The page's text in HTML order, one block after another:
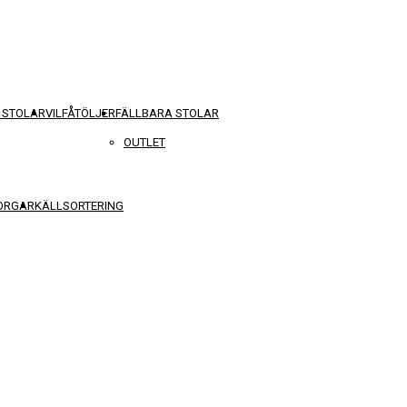
VILFÅTÖLJERFÄLLBARA STOLAR
KÄLLSORTERING
OUTLET